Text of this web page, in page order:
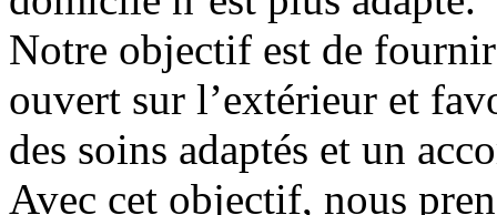
Notre objectif est de
ouvert sur l’extérieur et
des soins adaptés et un
Avec cet objectif, nous